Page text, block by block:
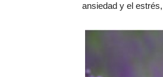
ansiedad y el